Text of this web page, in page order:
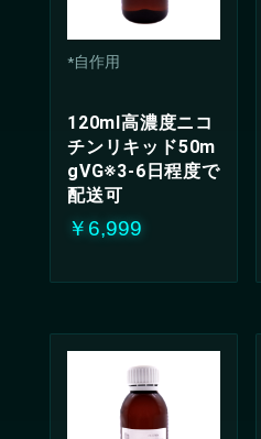
*自作用
120ml高濃度ニコ
チンリキッド50m
gVG※3-6日程度で
配送可
￥6,999